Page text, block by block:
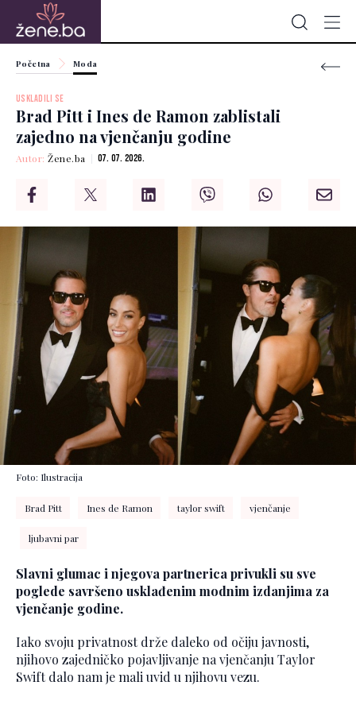
Početna Moda
USKLADILI SE
Brad Pitt i Ines de Ramon zablistali
zajedno na vjenčanju godine
Autor:Žene.ba 07. 07. 2026.
Foto: Ilustracija
Brad Pitt Ines de Ramon taylor swift vjenčanje
ljubavni par
Slavni glumac i njegova partnerica privukli su sve
poglede savršeno usklađenim modnim izdanjima za
vjenčanje godine.
Iako svoju privatnost drže daleko od očiju javnosti,
njihovo zajedničko pojavljivanje na vjenčanju Taylor
Swift dalo nam je mali uvid u njihovu vezu.